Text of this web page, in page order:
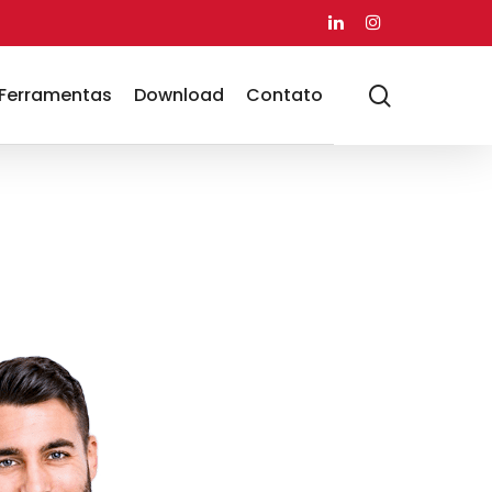
linkedininstagram
Download Contato